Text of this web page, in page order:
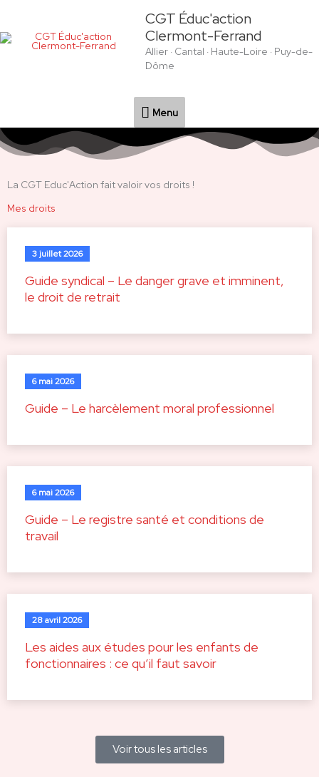
contenu
CGT Éduc'action
Clermont-Ferrand
Allier · Cantal · Haute-Loire · Puy-de-
Dôme
Menu
Menu
La CGT Educ'Action fait valoir vos droits !
Mes droits
3 juillet 2026
Guide syndical – Le danger grave et imminent,
le droit de retrait
6 mai 2026
Guide – Le harcèlement moral professionnel
6 mai 2026
Guide – Le registre santé et conditions de
travail
28 avril 2026
Les aides aux études pour les enfants de
fonctionnaires : ce qu’il faut savoir
Voir tous les articles